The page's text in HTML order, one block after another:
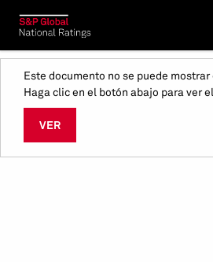
Este documento no se puede mostrar
Haga clic en el botón abajo para ver
VER